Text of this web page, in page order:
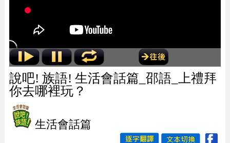
說吧! 族語! 生活會話篇_邵語_上禮拜
你去哪裡玩？
生活會話篇